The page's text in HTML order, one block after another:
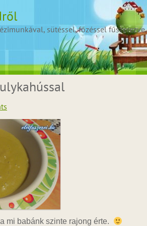
sütéssel, főzéssel fűszerezve.
mi babánk szinte rajong érte.